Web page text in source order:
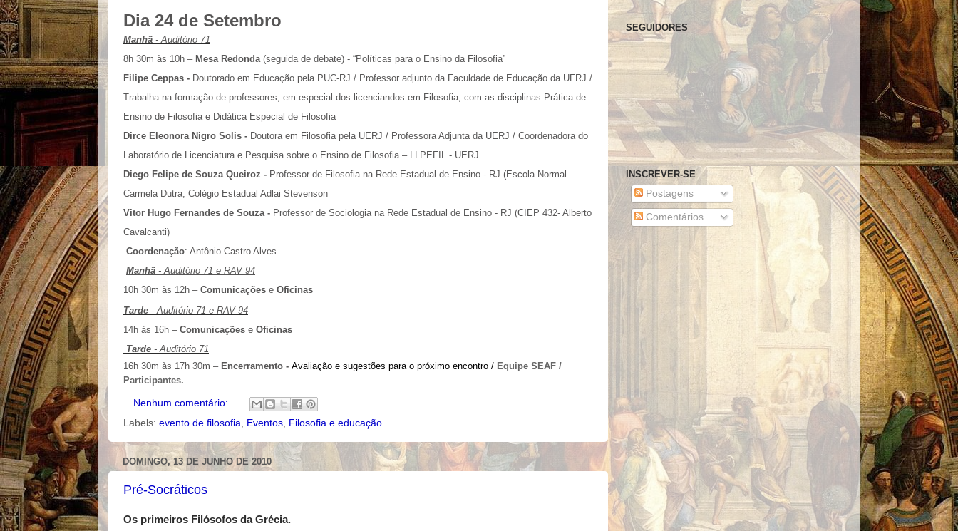
Dia 24 de Setembro
Manhã - Auditório 71
8h 30m às 10h – Mesa Redonda (seguida de debate) - “Políticas para o Ensino da Filosofia”
Filipe Ceppas - Doutorado em Educação pela PUC-RJ / Professor adjunto da Faculdade de Educação da UFRJ /
Trabalha na formação de professores, em especial dos licenciandos em Filosofia, com as disciplinas Prática de
Ensino de Filosofia e Didática Especial de Filosofia
Dirce Eleonora Nigro Solis - Doutora em Filosofia pela UERJ / Professora Adjunta da UERJ / Coordenadora do
Laboratório de Licenciatura e Pesquisa sobre o Ensino de Filosofia – LLPEFIL - UERJ
Diego Felipe de Souza Queiroz - Professor de Filosofia na Rede Estadual de Ensino - RJ (Escola Normal
Carmela Dutra; Colégio Estadual Adlai Stevenson
Vitor Hugo Fernandes de Souza - Professor de Sociologia na Rede Estadual de Ensino - RJ (CIEP 432- Alberto
Cavalcanti)
Coordenação: Antônio Castro Alves
Manhã - Auditório 71 e RAV 94
10h 30m às 12h – Comunicações e Oficinas
Tarde - Auditório 71 e RAV 94
14h às 16h – Comunicações e Oficinas
Tarde - Auditório 71
16h 30m às 17h 30m – Encerramento - Avaliação e sugestões para o próximo encontro / Equipe SEAF /
Participantes.
Nenhum comentário:
Labels: evento de filosofia Eventos Filosofia e educação
DOMINGO, 13 DE JUNHO DE 2010
Pré-Socráticos
Os primeiros Filósofos da Grécia.
SEGUIDORES
INSCREVER-SE
Postagens
Comentários